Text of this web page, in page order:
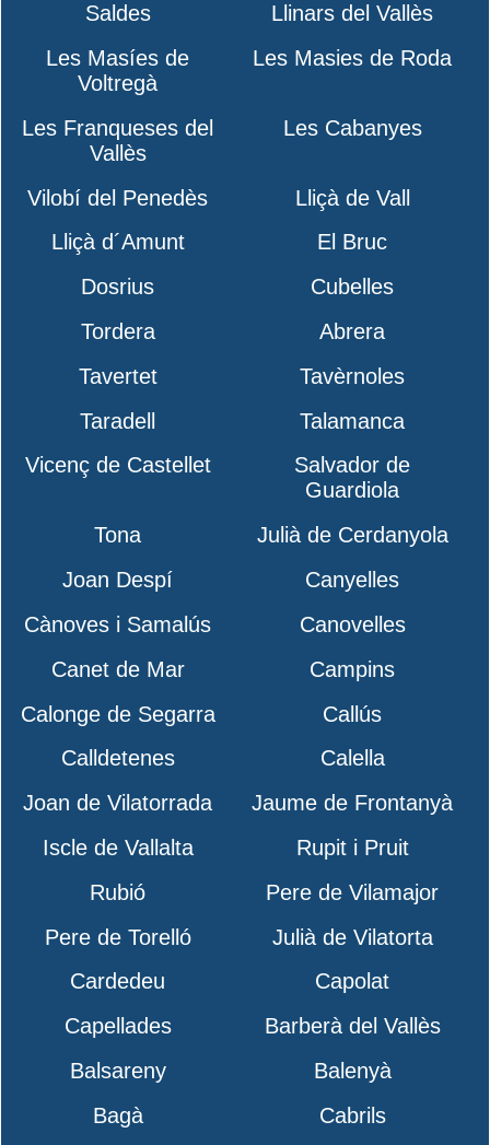
Saldes
Llinars del Vallès
Les Masíes de
Voltregà
Les Masies de Roda
Les Franqueses del
Vallès
Les Cabanyes
Vilobí del Penedès
Lliçà de Vall
Lliçà d´Amunt
El Bruc
Dosrius
Cubelles
Tordera
Abrera
Tavertet
Tavèrnoles
Taradell
Talamanca
Vicenç de Castellet
Salvador de
Guardiola
Tona
Julià de Cerdanyola
Joan Despí
Canyelles
Cànoves i Samalús
Canovelles
Canet de Mar
Campins
Calonge de Segarra
Callús
Calldetenes
Calella
Joan de Vilatorrada
Jaume de Frontanyà
Iscle de Vallalta
Rupit i Pruit
Rubió
Pere de Vilamajor
Pere de Torelló
Julià de Vilatorta
Cardedeu
Capolat
Capellades
Barberà del Vallès
Balsareny
Balenyà
Bagà
Cabrils